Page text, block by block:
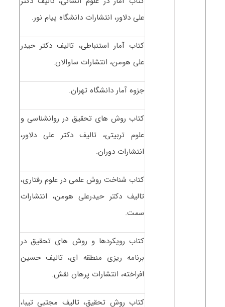
علی دلاور، انتشارات دانشگاه پیام نور.
کتاب آمار استنباطی، تالیف دکتر حیدر
علی هومن، انتشارات ساوالان.
جزوه آمار دانشگاه تهران.
کتاب روش های تحقیق در روانشناسی و
علوم تربیتی، تالیف دکتر علی دلاور،
انتشارات دوران.
کتاب شناخت روش علمی در علوم رفتاری،
تالیف دکتر حیدرعلی هومن، انتشارات
سمت.
کتاب رویکردها و روش های تحقیق در
برنامه ریزی منطقه ای، تالیف حسین
افراخته، انتشارات پرهان نقش.
کتاب روش تحقیق، تالیف مجتبی تیبا،